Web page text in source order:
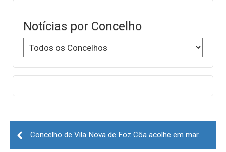
Notícias por Concelho
Post
navigation
Concelho de Vila Nova de Foz Côa acolhe em março três provas de Trail Adventure